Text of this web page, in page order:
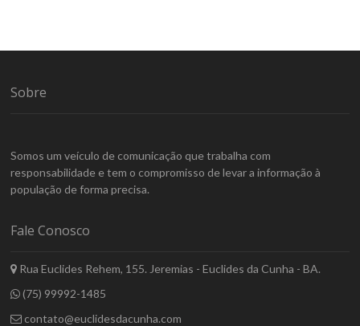
Sobre
Somos um veículo de comunicação que trabalha com
responsabilidade e tem o compromisso de levar a informação à
população de forma precisa.
Fale Conosco
Rua Euclides Rehem, 155. Jeremias - Euclides da Cunha - BA.
(75) 99992-1485
contato@euclidesdacunha.com